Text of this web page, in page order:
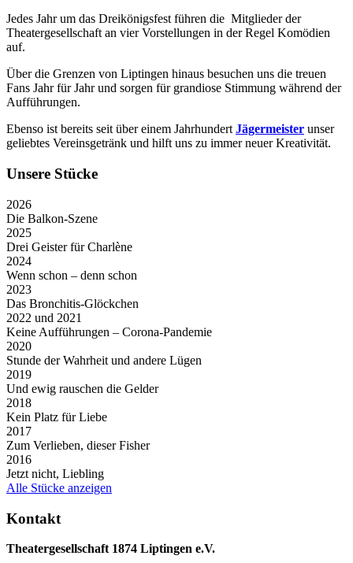
Jedes Jahr um das Dreikönigsfest führen die Mitglieder der
Theatergesellschaft an vier Vorstellungen in der Regel Komödien
auf.
Über die Grenzen von Liptingen hinaus besuchen uns die treuen
Fans Jahr für Jahr und sorgen für grandiose Stimmung während der
Aufführungen.
Ebenso ist bereits seit über einem Jahrhundert Jägermeister unser
geliebtes Vereinsgetränk und hilft uns zu immer neuer Kreativität.
Unsere Stücke
2026
Die Balkon-Szene
2025
Drei Geister für Charlène
2024
Wenn schon – denn schon
2023
Das Bronchitis-Glöckchen
2022 und 2021
Keine Aufführungen – Corona-Pandemie
2020
Stunde der Wahrheit und andere Lügen
2019
Und ewig rauschen die Gelder
2018
Kein Platz für Liebe
2017
Zum Verlieben, dieser Fisher
2016
Jetzt nicht, Liebling
Alle Stücke anzeigen
Kontakt
Theatergesellschaft 1874 Liptingen e.V.